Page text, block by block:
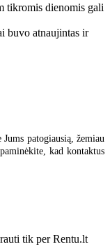
tikromis dienomis gali
buvo atnaujintas ir
patogiausią, žemiau
kad kontaktus
tik per Rentu.lt